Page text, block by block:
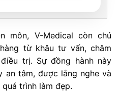
môn, V-Medical còn chú
từ khâu tư vấn, chăm
trị. Sự đồng hành này
an tâm, được lắng nghe và
trình làm đẹp.